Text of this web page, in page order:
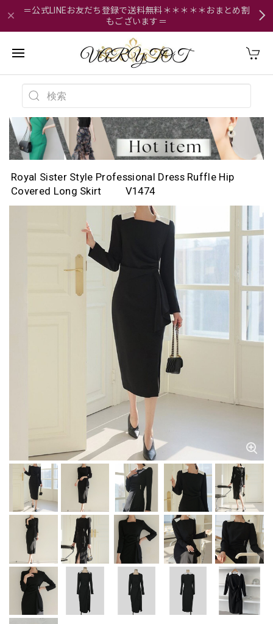
＝公式LINEお友だち登録で送料無料＊＊＊＊＊おまとめ割
もございます＝
Royal Sister Style Professional Dress Ruffle Hip
Covered Long Skirt V1474